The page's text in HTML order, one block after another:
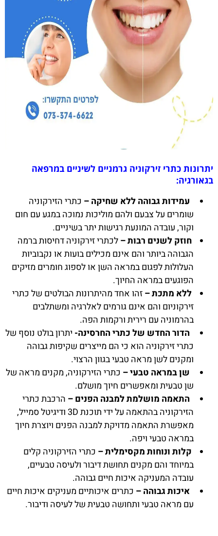
יתרונות כתרי זירקוניה גרמניים לשיניים במרפאה
בגאורגיה:
עמידות גבוהה ללא שחיקה – כתרי הזירקוניה
שומרים על צבעם ולהם מוליכות נמוכה במגע עם חום
וקור, עובדה המונעת רגישות יתר בשיניים.
חוזק לשנים רבות –לכתרי זירקוניה דחיסות ברמה
הגבוהה ביותר והם אינם מכילים בועות או נקבוביות
העלולות לפגום במראה השן או לספוג חומרים מזיקים
הפוגעים במראה החיוך.
ללא מתכת –זהו אחד מהיתרונות הבולטים של כתרי
זירקוניום והם אינם גורמים לאלרגיה ומשתלבים
בהרמוניה עם רירית ורקמות הפה.
הדור החדש של כתרי החרסינה- יתרון בולט נוסף של
כתרי זירקוניה הוא כי הם מייצרים שקיפות גבוהה
ומקנים לשן מראה טבעי בגוון הרצוי.
שן במראה טבעי – כתרי הזירקוניה, מקנים מראה של
שן טבעית ומאפשרים חיוך מושלם.
התאמה מושלמת למבנה הפנים – הרכבת כתרי
הזירקוניה בהתאמה על ידי תוכנת 3D ודיגיטל סמייל,
מאפשרת התאמה מדויקת למבנה הפנים ויוצרת חיוך
במראה טבעי ויפה.
קלות ונוחות מקסימלית – כתרי הזירקוניה קלים
במיוחד והם מקנים תחושת דיבור ולעיסה טבעיים,
עובדה המעניקה איכות חיים גבוהה.
איכות גבוהה – כתרים איכותיים מעניקים איכות חיים
עם מראה טבעי ותחושה טבעית של לעיסה ודיבור.